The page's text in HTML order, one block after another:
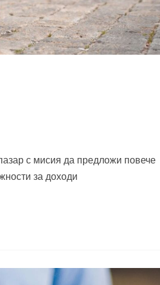
с мисия да предложи повече
за доходи